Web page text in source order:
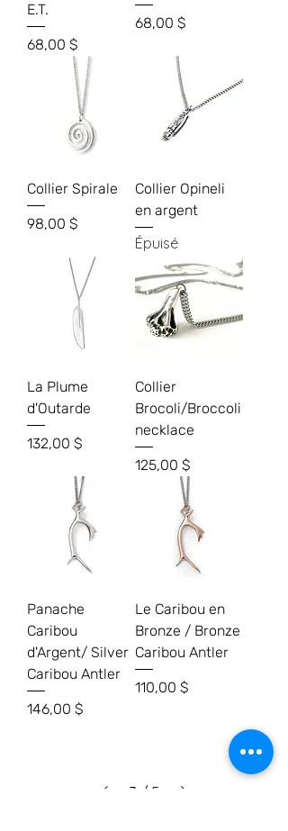
E.T.
Prix
68,00 $
Prix
68,00 $
Collier Spirale
Prix
98,00 $
Collier Opineli
en argent
Épuisé
La Plume
d'Outarde
Prix
132,00 $
Collier
Brocoli/Broccoli
necklace
Prix
125,00 $
Panache
Caribou
d'Argent/ Silver
Caribou Antler
Prix
146,00 $
Le Caribou en
Bronze / Bronze
Caribou Antler
Prix
110,00 $
3 / 5